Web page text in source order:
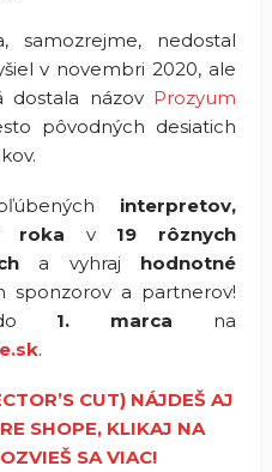
nedostal
v novembri 2020, ale
dostala názov Prozyum
pôvodných desiatich
interpretov,
roka v 19 rôznych
a vyhraj hodnotné
sponzorov a partnerov!
do 1. marca na
.
CUT) NÁJDEŠ AJ
SHOPE, KLIKAJ NA
SA VIAC!